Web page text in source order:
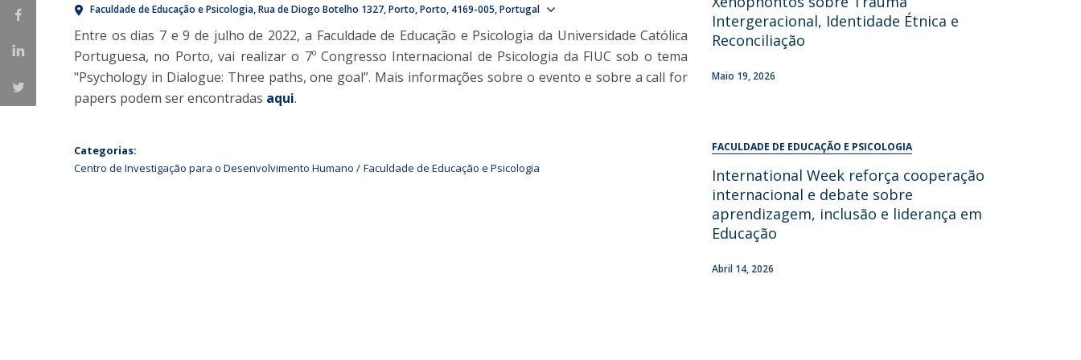
Research Centre for Human Development
| CEDH
Human Neurobehavioral Laboratory |
Educação
Iniciativas Nacionais
Alumni
Associação de Antigos Alunos de Psicologia
UDIP
Segurança e Emergência
Contactos
Faculdade de Educação e Psicologia Rua de Diogo Botelho 1327 Porto Porto 4169-005 Portugal
Entre os dias 7 e 9 de julho de 2022, a Faculdade de Educação e Psicologia da Universidade Católica
Portuguesa, no Porto, vai realizar o 7º Congresso Internacional de Psicologia da FIUC sob o tema
"Psychology in Dialogue: Three paths, one goal”. Mais informações sobre o evento e sobre a call for
papers podem ser encontradas aqui.
Categorias:
Centro de Investigação para o Desenvolvimento Humano
Faculdade de Educação e Psicologia
Intergeracional, Identidade Étnica e
Reconciliação
Maio 19, 2026
FACULDADE DE EDUCAÇÃO E PSICOLOGIA
International Week reforça cooperação
internacional e debate sobre
aprendizagem, inclusão e liderança em
Educação
Abril 14, 2026